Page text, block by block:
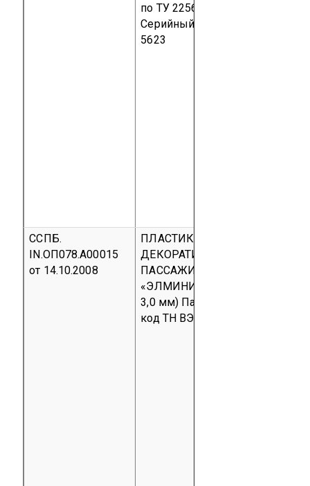
по ТУ 225623-004-05073898-
Серийный выпуск
5623
ССПБ.
IN.ОП078.А00015
от 14.10.2008
ПЛАСТИК
ДЕКОРАТИВНЫЙ ДЛЯ
ПАССАЖИРСКИХ ВАГОНОВ
«ЭЛМИНИТ» (толщина: 1,6 мм;
3,0 мм) Партия
код ТН ВЭД 3921 90 490 0